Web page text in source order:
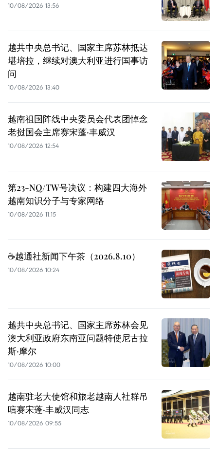
10/08/2026 13:56
越共中央总书记、国家主席苏林抵达
堪培拉，继续对澳大利亚进行国事访
问
10/08/2026 13:40
越南祖国阵线中央委员会代表团悼念
老挝国会主席赛宋蓬·丰威汉
10/08/2026 12:54
第23-NQ/TW号决议：构建四大海外
越南知识分子与专家网络
10/08/2026 11:15
☕️越通社新闻下午茶（2026.8.10）
10/08/2026 10:24
越共中央总书记、国家主席苏林会见
澳大利亚政府东南亚问题特使尼古拉
斯·摩尔
10/08/2026 10:00
越南驻老大使馆和旅老越南人社群吊
唁赛宋蓬·丰威汉同志
10/08/2026 09:55